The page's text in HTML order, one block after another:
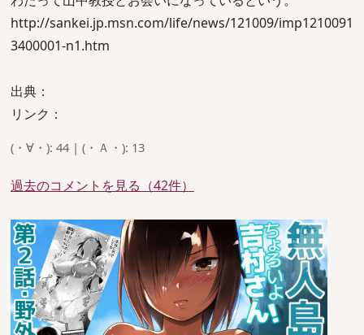
http://sankei.jp.msn.com/life/news/121009/imp1210091
3400001-n1.htm
出典：
リンク：
(・∀・): 44 | (・Ａ・): 13
過去のコメントを見る（42件）